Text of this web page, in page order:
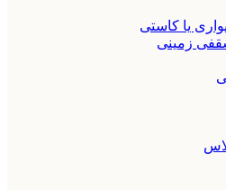
یا کاستی
زمینی